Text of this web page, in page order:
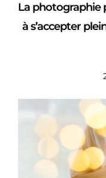
La photographie
à s’accepter